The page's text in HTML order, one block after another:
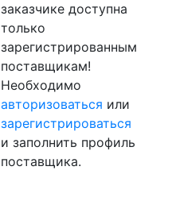
заказчике доступна
только
зарегистрированным
поставщикам!
Необходимо
авторизоваться или
зарегистрироваться
и заполнить профиль
поставщика.